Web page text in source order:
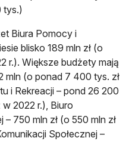
tys.)
Biura Pomocy i
blisko 189 mln zł (o
r.). Większe budżety mają
mln (o ponad 7 400 tys. zł
i Rekreacji – pond 26 200
w 2022 r.), Biuro
750 mln zł (o 550 mln zł
Społecznej –